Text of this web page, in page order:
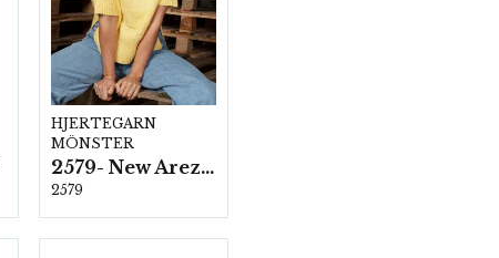
HJERTEGARN
MÖNSTER
2579- New Arezzo
2579